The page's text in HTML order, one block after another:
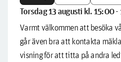
Torsdag 13 augusti kl. 15:00 -
Varmt välkommen att besöka
går även bra att kontakta
visning för att titta på andra